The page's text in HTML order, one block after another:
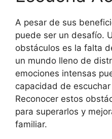
A pesar de sus
puede ser un desafío.
obstáculos es la falta
un mundo lleno de
emociones intensas
capacidad de
Reconocer estos
para superarlos y
familiar.